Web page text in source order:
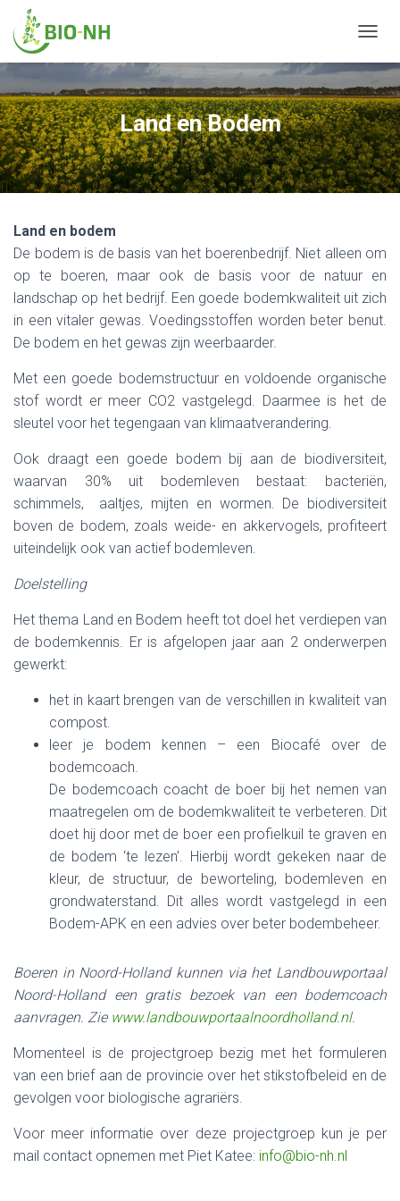
A
I
G
A
T
I
E
S
E
N
Land en Bodem
Land en bodem
De bodem is de basis van het boerenbedrijf. Niet alleen om
op te boeren, maar ook de basis voor de natuur en
landschap op het bedrijf. Een goede bodemkwaliteit uit zich
in een vitaler gewas. Voedingsstoffen worden beter benut.
De bodem en het gewas zijn weerbaarder.
Met een goede bodemstructuur en voldoende organische
stof wordt er meer CO2 vastgelegd. Daarmee is het de
sleutel voor het tegengaan van klimaatverandering.
Ook draagt een goede bodem bij aan de biodiversiteit,
waarvan 30% uit bodemleven bestaat: bacteriën,
schimmels, aaltjes, mijten en wormen. De biodiversiteit
boven de bodem, zoals weide- en akkervogels, profiteert
uiteindelijk ook van actief bodemleven.
Doelstelling
Het thema Land en Bodem heeft tot doel het verdiepen van
de bodemkennis. Er is afgelopen jaar aan 2 onderwerpen
gewerkt:
het in kaart brengen van de verschillen in kwaliteit van
compost.
leer je bodem kennen – een Biocafé over de
bodemcoach.
De bodemcoach coacht de boer bij het nemen van
maatregelen om de bodemkwaliteit te verbeteren. Dit
doet hij door met de boer een profielkuil te graven en
de bodem ‘te lezen’. Hierbij wordt gekeken naar de
kleur, de structuur, de beworteling, bodemleven en
grondwaterstand. Dit alles wordt vastgelegd in een
Bodem-APK en een advies over beter bodembeheer.
Boeren in Noord-Holland kunnen via het Landbouwportaal
Noord-Holland een gratis bezoek van een bodemcoach
aanvragen. Zie www.landbouwportaalnoordholland.nl.
Momenteel is de projectgroep bezig met het formuleren
van een brief aan de provincie over het stikstofbeleid en de
gevolgen voor biologische agrariërs.
Voor meer informatie over deze projectgroep kun je per
mail contact opnemen met Piet Katee: info@bio-nh.nl